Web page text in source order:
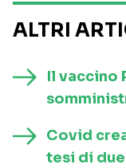
ALTRI
Il vaccino
Covid
tesi di